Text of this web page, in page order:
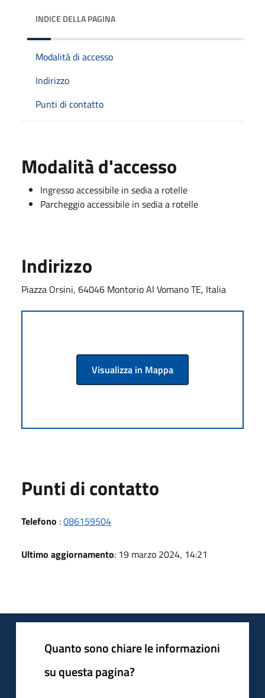
INDICE DELLA PAGINA
Modalità di accesso
Indirizzo
Punti di contatto
Modalità d'accesso
Ingresso accessibile in sedia a rotelle
Parcheggio accessibile in sedia a rotelle
Indirizzo
Piazza Orsini, 64046 Montorio Al Vomano TE, Italia
Visualizza in Mappa
Punti di contatto
Telefono :086159504
Ultimo aggiornamento: 19 marzo 2024, 14:21
Quanto sono chiare le informazioni
su questa pagina?